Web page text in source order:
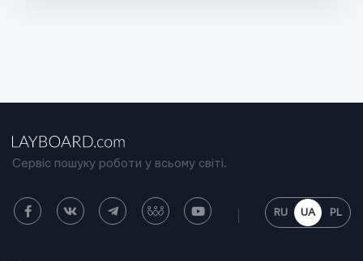
Сервіс пошуку роботи у всьому світі.
RU UA PL